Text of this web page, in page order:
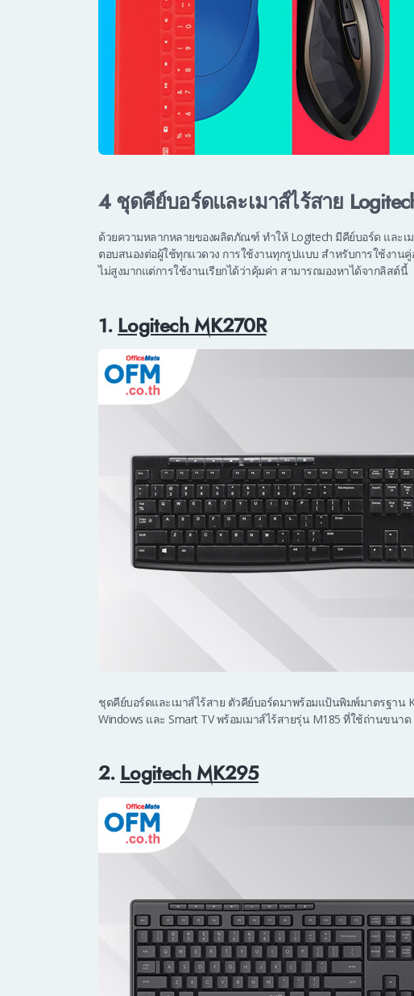
4 ชุดคีย์บอร์ดและเมาส์ไร้สาย
ด้วยความหลากหลายของผลิตภัณฑ์ ทำให้ Logitech มีคีย์บอร์ด และเ
ตอบสนองต่อผู้ใช้ทุกแวดวง การใช้งานทุกรูปแบบ สำหรับการใช้งาน
ไม่สูงมากแต่การใช้งานเรียกได้ว่าคุ้มค่า สามารถมองหาได้จากลิสต์นี้
1. Logitech MK270R
ชุดคีย์บอร์ดและเมาส์ไร้สาย ตัวคีย์บอร์ดมาพร้อมแป้นพิมพ์มาตรฐาน
Windows และ Smart TV พร้อมเมาส์ไร้สายรุ่น M185 ที่ใช้ถ่านขน
2. Logitech MK295